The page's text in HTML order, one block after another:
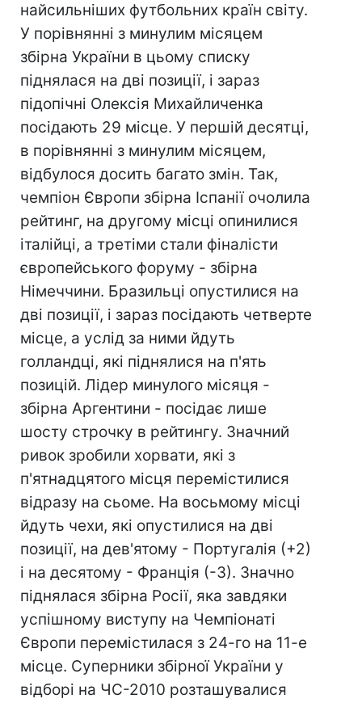
найсильніших футбольних країн світу.
У порівнянні з минулим місяцем
збірна України в цьому списку
піднялася на дві позиції, і зараз
підопічні Олексія Михайличенка
посідають 29 місце. У першій десятці,
в порівнянні з минулим місяцем,
відбулося досить багато змін. Так,
чемпіон Європи збірна Іспанії очолила
рейтинг, на другому місці опинилися
італійці, а третіми стали фіналісти
європейського форуму - збірна
Німеччини. Бразильці опустилися на
дві позиції, і зараз посідають четверте
місце, а услід за ними йдуть
голландці, які піднялися на п'ять
позицій. Лідер минулого місяця -
збірна Аргентини - посідає лише
шосту строчку в рейтингу. Значний
ривок зробили хорвати, які з
п'ятнадцятого місця перемістилися
відразу на сьоме. На восьмому місці
йдуть чехи, які опустилися на дві
позиції, на дев'ятому - Португалія (+2)
і на десятому - Франція (-3). Значно
піднялася збірна Росії, яка завдяки
успішному виступу на Чемпіонаті
Європи перемістилася з 24-го на 11-е
місце. Суперники збірної України у
відборі на ЧС-2010 розташувалися